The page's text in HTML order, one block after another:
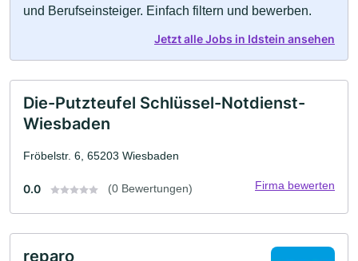
und Berufseinsteiger. Einfach filtern und bewerben.
Jetzt alle Jobs in Idstein ansehen
Die-Putzteufel Schlüssel-Notdienst-
Wiesbaden
Fröbelstr. 6, 65203 Wiesbaden
0.0 (0 Bewertungen) Firma bewerten
reparo